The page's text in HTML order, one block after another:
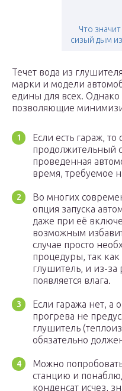
Что
сизый дым
Течет вода из
марки и модели
едины для всех. Однако
позволяющие
Если есть гараж,
продолжительный
проведенная
время, требуемое
Во многих
опция запуска
даже при её
возможным
случае просто
процедуры, так как
глушитель, и из-за
появляется влага.
Если гаража нет, а
прогрева не
глушитель
обязательно
Можно
станцию и
конденсат исчез,